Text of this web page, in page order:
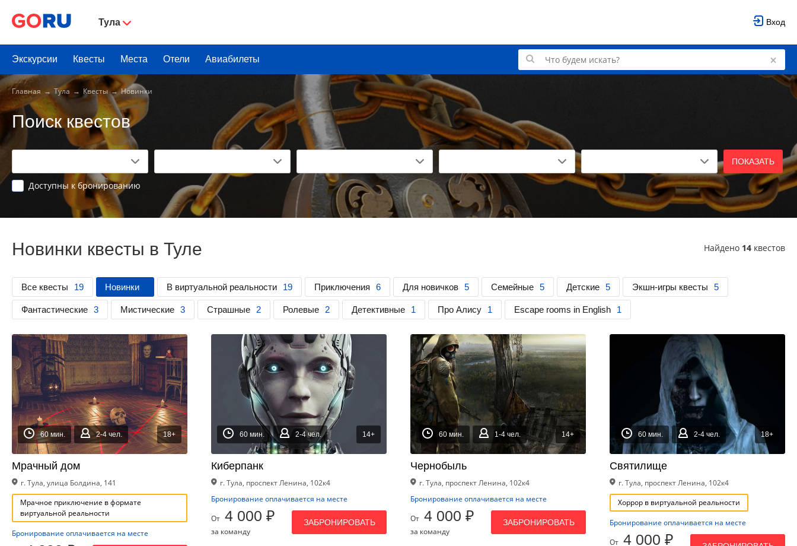
Тула Вход
Экскурсии Квесты Места Отели Авиабилеты
Главная Тула Квесты Новинки
Поиск квестов
ПОКАЗАТЬ
Доступны к бронированию
Новинки квесты в Туле Найдено 14 квестов
Все квесты 19 Новинки В виртуальной реальности 19 Приключения 6 Для новичков 5 Семейные 5 Детские 5 Экшн-игры квесты 5
Фантастические 3 Мистические 3 Страшные 2 Ролевые 2 Детективные 1 Про Алису 1 Escape rooms in English 1
60 мин. 2-4 чел. 18+
Мрачный дом
г. Тула, улица Болдина, 141
Мрачное приключение в формате
виртуальной реальности
Бронирование оплачивается на месте
60 мин. 2-4 чел. 14+
Киберпанк
г. Тула, проспект Ленина, 102к4
Бронирование оплачивается на месте
От 4 000 ₽
за команду
ЗАБРОНИРОВАТЬ
60 мин. 1-4 чел. 14+
Чернобыль
г. Тула, проспект Ленина, 102к4
Бронирование оплачивается на месте
От 4 000 ₽
за команду
ЗАБРОНИРОВАТЬ
60 мин. 2-4 чел. 18+
Святилище
г. Тула, проспект Ленина, 102к4
Хоррор в виртуальной реальности
Бронирование оплачивается на месте
От 4 000 ₽